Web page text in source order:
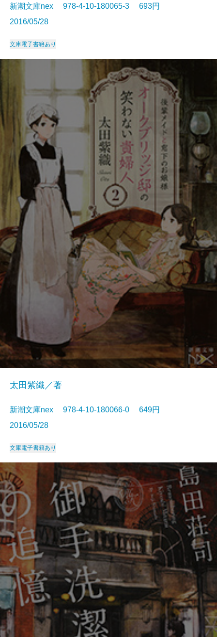
新潮文庫nex 978-4-10-180065-3 693円
2016/05/28
文庫電子書籍あり
太田紫織／著
新潮文庫nex 978-4-10-180066-0 649円
2016/05/28
文庫電子書籍あり